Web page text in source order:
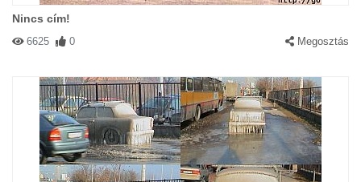
Nincs cím!
6625 0 Megosztás